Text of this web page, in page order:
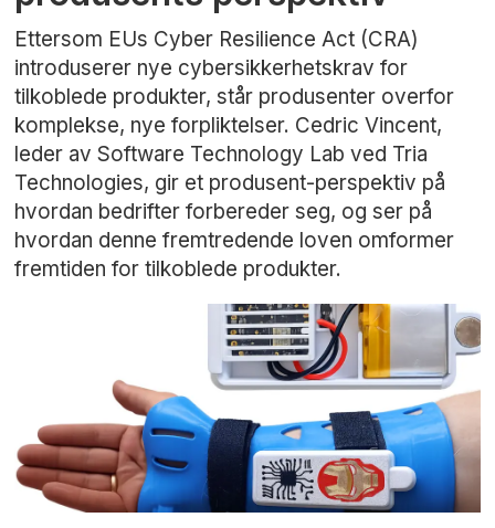
Ettersom EUs Cyber Resilience Act (CRA)
introduserer nye cybersikkerhetskrav for
tilkoblede produkter, står produsenter overfor
komplekse, nye forpliktelser. Cedric Vincent,
leder av Software Technology Lab ved Tria
Technologies, gir et produsent-perspektiv på
hvordan bedrifter forbereder seg, og ser på
hvordan denne fremtredende loven omformer
fremtiden for tilkoblede produkter.